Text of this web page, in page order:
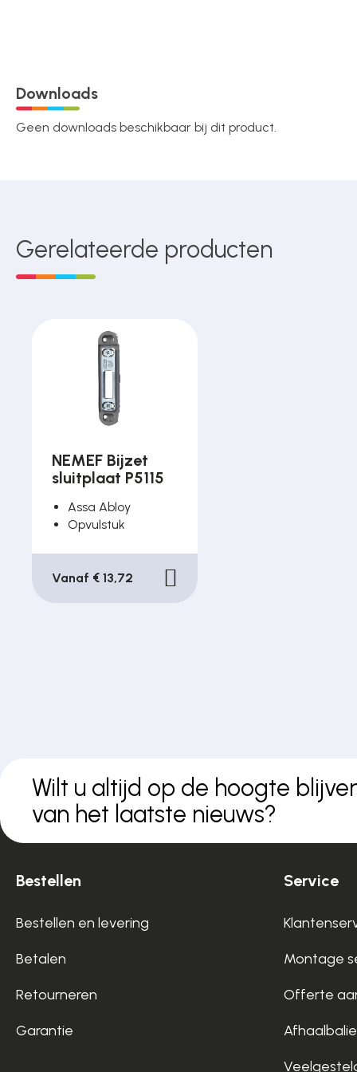
Downloads
Geen downloads beschikbaar bij dit product.
Gerelateerde producten
NEMEF Bijzet
sluitplaat P5115
Assa Abloy
Opvulstuk
Vanaf € 13,72
Wilt u altijd op de hoogte
van het laatste nieuws?
Bestellen
Bestellen en levering
Betalen
Retourneren
Garantie
Service
Montage
Offerte
Afhaalbalie